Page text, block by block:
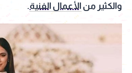
والكثير من الأعمال الفنية.